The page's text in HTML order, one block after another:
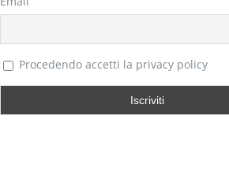
Procedendo accetti la privacy policy